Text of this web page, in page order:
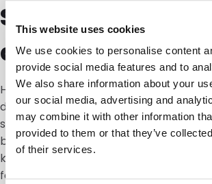
This website uses cookies
We use cookies to personalise content
provide social media features and to
We also share information about your
our social media, advertising and
may combine it with other information
provided to them or that they’ve
of their services.
Skreddersydde
alternativer for
Hos DaklaPack forstår vi at
derfor tilbyr vi skreddersydde
ståbunnsposer som perfekt matcher
behov og merkevarebygging. I tillegg
kvalitet kan våre ståbunnsposer også
for å differensiere produktene dine